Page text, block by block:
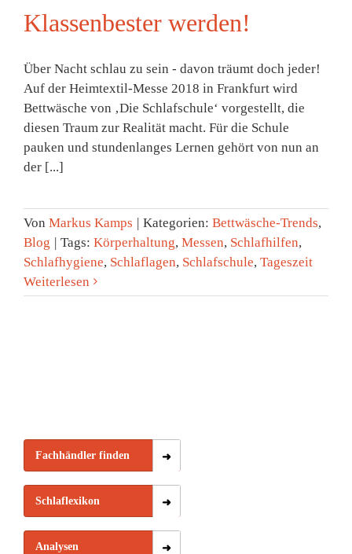
Klassenbester werden!
Über Nacht schlau zu sein - davon träumt doch jeder!
Auf der Heimtextil-Messe 2018 in Frankfurt wird
Bettwäsche von ‚Die Schlafschule‘ vorgestellt, die
diesen Traum zur Realität macht. Für die Schule
pauken und stundenlanges Lernen gehört von nun an
der [...]
Von Markus Kamps | Kategorien: Bettwäsche-Trends,
Blog | Tags: Körperhaltung, Messen, Schlafhilfen,
Schlafhygiene, Schlaflagen, Schlafschule, Tageszeit
Weiterlesen
Fachhändler finden
Schlaflexikon
Analysen